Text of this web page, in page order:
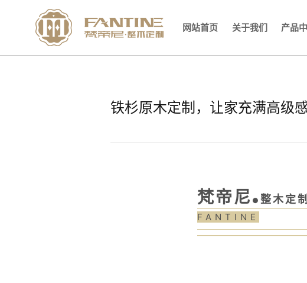
网站首页 关于我们 产品
铁杉原木定制，让家充满高级感
梵帝尼 ● 整木定制
FANTINE